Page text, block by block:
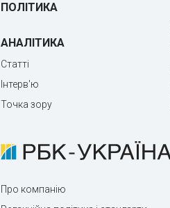
ПОЛІТИКА
АНАЛІТИКА
Статті
Інтерв'ю
Точка зору
Про компанію